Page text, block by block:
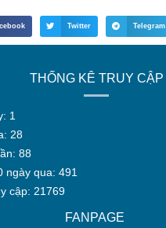
Twitter Telegram
THỐNG KÊ TRUY CẬP
1
28
88
ngày qua: 491
cập: 21769
FANPAGE